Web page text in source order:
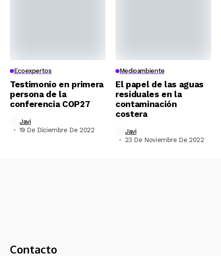
Ecoexpertos
Testimonio en primera
persona de la
conferencia COP27
Javi
19 De Diciembre De 2022
Medioambiente
El papel de las aguas
residuales en la
contaminación
costera
Javi
23 De Noviembre De 2022
Contacto